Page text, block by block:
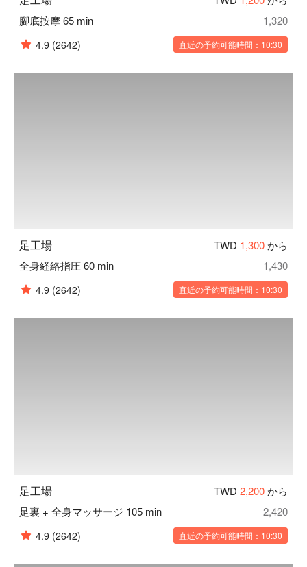
腳底按摩 65 min
1,320
4.9 (2642) 直近の予約可能時間：10:30
足工場 TWD 1,300から
全身経絡指圧 60 min
1,430
4.9 (2642) 直近の予約可能時間：10:30
足工場 TWD 2,200から
足裏 + 全身マッサージ 105 min
2,420
4.9 (2642) 直近の予約可能時間：10:30